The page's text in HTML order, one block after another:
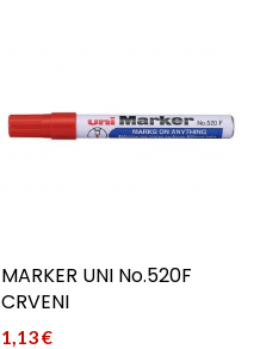
MARKER UNI No.520F
CRVENI
1,13€